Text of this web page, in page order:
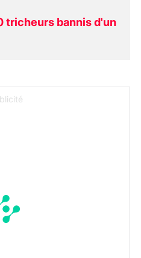
tricheurs bannis d'un